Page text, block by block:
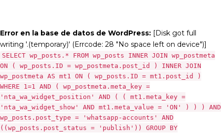
Error en la base de datos de WordPress: [Disk got full
writing '.(temporary)' (Errcode: 28 "No space left on device")]
SELECT wp_posts.* FROM wp_posts INNER JOIN wp_postmeta
ON ( wp_posts.ID = wp_postmeta.post_id ) INNER JOIN
wp_postmeta AS mt1 ON ( wp_posts.ID = mt1.post_id )
WHERE 1=1 AND ( wp_postmeta.meta_key =
'nta_wa_widget_position' AND ( ( mt1.meta_key =
'nta_wa_widget_show' AND mt1.meta_value = 'ON' ) ) ) AND
wp_posts.post_type = 'whatsapp-accounts' AND
((wp_posts.post_status = 'publish')) GROUP BY